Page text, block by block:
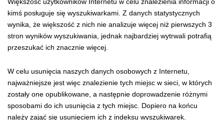
Większość użytkowników Internetu w celu znalezienia informacji o
kimś posługuje się wyszukiwarkami. Z danych statystycznych
wynika, że większość z nich nie analizuje więcej niż pierwszych 3
stron wyników wyszukiwania, jednak najbardziej wytrwali potrafią
przeszukać ich znacznie więcej.
W celu usunięcia naszych danych osobowych z Internetu,
najważniejsze jest więc znalezienie tych miejsc w sieci, w których
zostały one opublikowane, a następnie doprowadzenie różnymi
sposobami do ich usunięcia z tych miejsc. Dopiero na końcu
należy zająć się usunięciem ich z indeksu wyszukiwarek.